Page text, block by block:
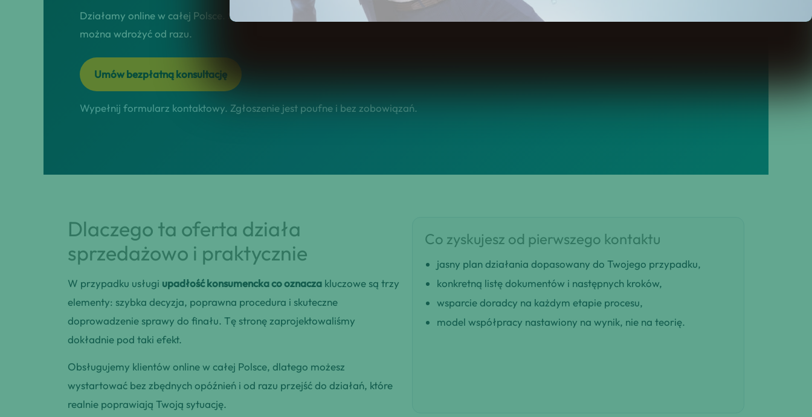
Działamy online w całej Polsce. Skupiamy się na tym, żebyś w krótkim czasie dostał klarowną rekomendację i plan decyzji, który
można wdrożyć od razu.
Umów bezpłatną konsultację
Wypełnij formularz kontaktowy. Zgłoszenie jest poufne i bez zobowiązań.
Dlaczego ta oferta działa
sprzedażowo i praktycznie
W przypadku usługi upadłość konsumencka co oznacza kluczowe są trzy
elementy: szybka decyzja, poprawna procedura i skuteczne
doprowadzenie sprawy do finału. Tę stronę zaprojektowaliśmy
dokładnie pod taki efekt.
Obsługujemy klientów online w całej Polsce, dlatego możesz
wystartować bez zbędnych opóźnień i od razu przejść do działań, które
realnie poprawiają Twoją sytuację.
Co zyskujesz od pierwszego kontaktu
jasny plan działania dopasowany do Twojego przypadku,
konkretną listę dokumentów i następnych kroków,
wsparcie doradcy na każdym etapie procesu,
model współpracy nastawiony na wynik, nie na teorię.